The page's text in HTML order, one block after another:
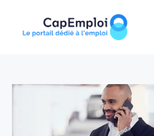
content